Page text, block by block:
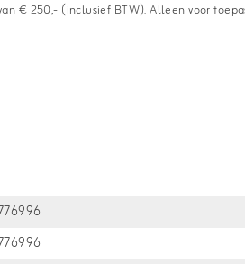
€ 250,- (inclusief BTW). Alleen voor